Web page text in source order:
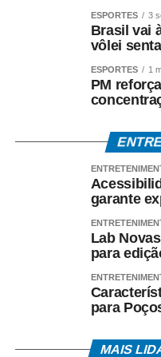
ESPORTES 3
Brasil vai
vôlei
ESPORTES 1
PM
garante
Lab
para
para
MAIS